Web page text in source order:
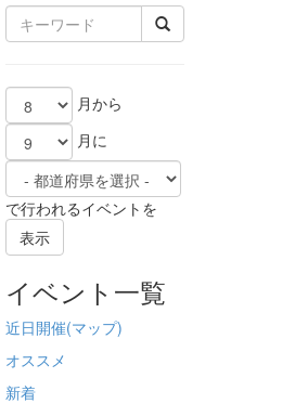
月から
月に
で行われるイベントを
表示
イベント一覧
近日開催(マップ)
オススメ
新着